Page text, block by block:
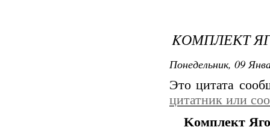
KОМПЛЕКТ
Понедельник, 09
Это цитата
цитатник или
Kомплект